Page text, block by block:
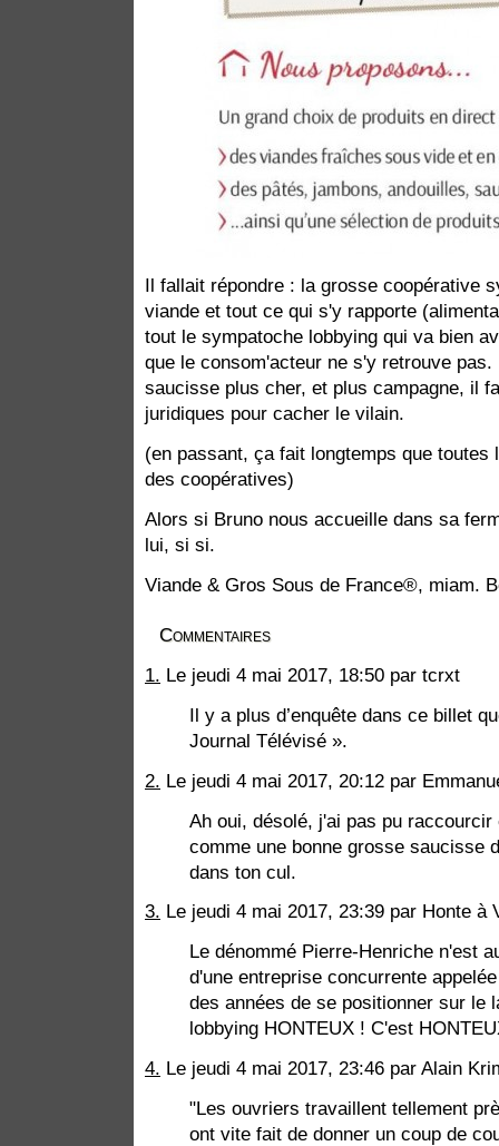
Il fallait répondre : la grosse coopérative
viande et tout ce qui s'y rapporte
tout le sympatoche lobbying qui va bien
que le consom'acteur ne s'y retrouve
saucisse plus cher, et plus campagne, il
juridiques pour cacher le vilain.
(en passant, ça fait longtemps que
des coopératives)
Alors si Bruno nous accueille dans sa
lui, si si.
Viande & Gros Sous de France®, miam.
Commentaires
1. Le jeudi 4 mai 2017, 18:50 par tcrxt
Il y a plus d’enquête dans ce billet
Journal Télévisé ».
2. Le jeudi 4 mai 2017, 20:12 par
Ah oui, désolé, j'ai pas pu
comme une bonne grosse saucisse
dans ton cul.
3. Le jeudi 4 mai 2017, 23:39 par Honte à
Le dénommé Pierre-Henriche n'est
d'une entreprise concurrente
des années de se positionner sur le
lobbying HONTEUX ! C'est
4. Le jeudi 4 mai 2017, 23:46 par Alain
"Les ouvriers travaillent tellement
ont vite fait de donner un coup de